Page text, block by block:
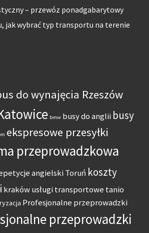
– przewóz ponadgabarytowy
jak wybrać typ transportu na terenie
do wynajęcia Rzeszów
bmw busy do anglii busy
ekspresowe przesyłki
przeprowadzkowa
angielski Toruń koszty
kraków usługi transportowe tanio
Profesjonalne przeprowadzki
przeprowadzki